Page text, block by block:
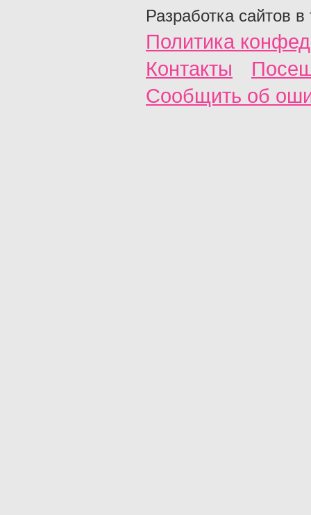
Разработка сайтов в
Политика
Контакты
Сообщить об